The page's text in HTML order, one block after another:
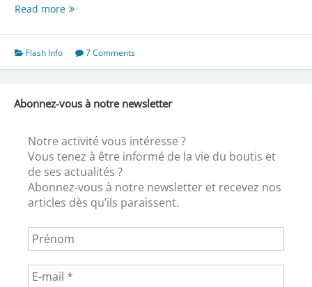
Read moreNotre
Flash Info 7 Comments
Abonnez-vous à notre newsletter
Notre activité vous intéresse ?
Vous tenez à être informé de la vie du boutis et
de ses actualités ?
Abonnez-vous à notre newsletter et recevez nos
articles dès qu’ils paraissent.